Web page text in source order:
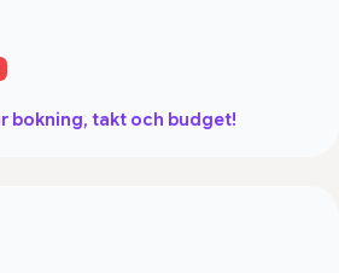
bokning, takt och budget!